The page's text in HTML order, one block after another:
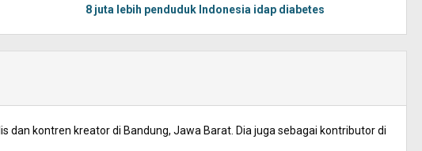
8 juta lebih penduduk Indonesia idap diabetes
dan kontren kreator di Bandung, Jawa Barat. Dia juga sebagai kontributor di